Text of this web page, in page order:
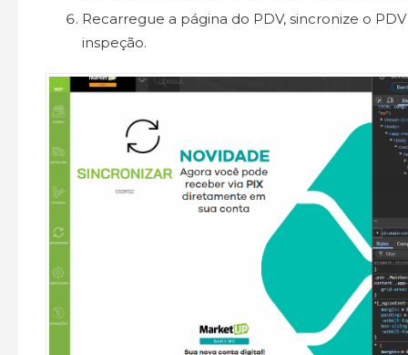
Recarregue a página do PDV, sincronize o
inspeção.